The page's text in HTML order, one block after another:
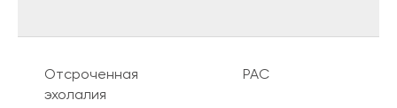
Отсроченная
эхолалия
РАС